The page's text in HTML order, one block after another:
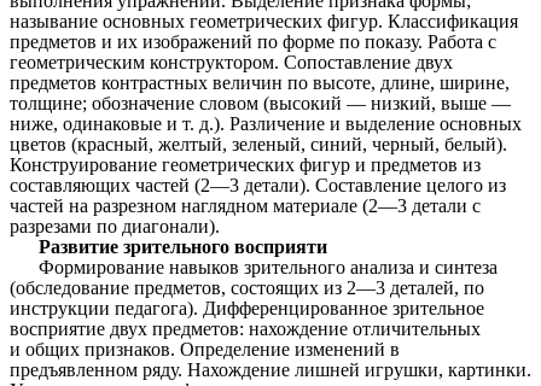
называние основных геометрических фигур. Классификация
предметов и их изображений по форме по показу. Работа с
геометрическим конструктором. Сопоставление двух
предметов контрастных величин по высоте, длине, ширине,
толщине; обозначение словом (высокий — низкий, выше —
ниже, одинаковые и т. д.). Различение и выделение основных
цветов (красный, желтый, зеленый, синий, черный, белый).
Конструирование геометрических фигур и предметов из
составляющих частей (2—3 детали). Составление целого из
частей на разрезном наглядном материале (2—3 детали с
разрезами по диагонали).
Развитие зрительного восприяти
Формирование навыков зрительного анализа и синтеза
(обследование предметов, состоящих из 2—3 деталей, по
инструкции педагога). Дифференцированное зрительное
восприятие двух предметов: нахождение отличительных
и общих признаков. Определение изменений в
предъявленном ряду. Нахождение лишней игрушки, картинки.